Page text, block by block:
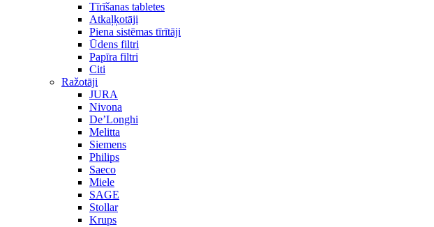
Tīrīšanas tabletes
Atkaļķotāji
Piena sistēmas tīrītāji
Ūdens filtri
Papīra filtri
Citi
Ražotāji
JURA
Nivona
De’Longhi
Melitta
Siemens
Philips
Saeco
Miele
SAGE
Stollar
Krups